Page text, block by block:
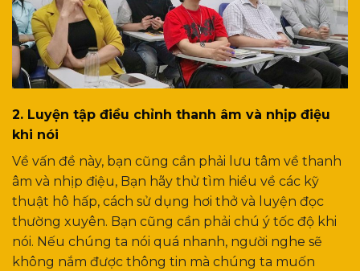
2. Luyện tập điều chỉnh thanh âm và nhịp điệu
khi nói
Về vấn đề này, bạn cũng cần phải lưu tâm về thanh
âm và nhịp điệu, Bạn hãy thử tìm hiểu về các kỹ
thuật hô hấp, cách sử dụng hơi thở và luyện đọc
thường xuyên. Bạn cũng cần phải chú ý tốc độ khi
nói. Nếu chúng ta nói quá nhanh, người nghe sẽ
không nắm được thông tin mà chúng ta muốn